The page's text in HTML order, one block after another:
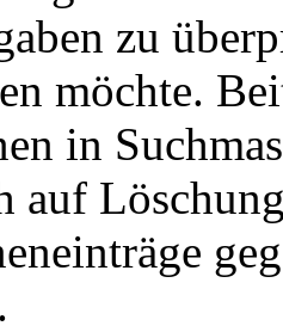
zu
möchte.
in
auf